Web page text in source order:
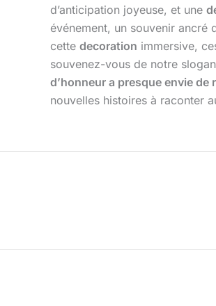
d’anticipation joyeuse, et une
événement, un souvenir ancré
cette decoration immersive,
souvenez-vous de notre
d’honneur a presque envie
nouvelles histoires à raconter